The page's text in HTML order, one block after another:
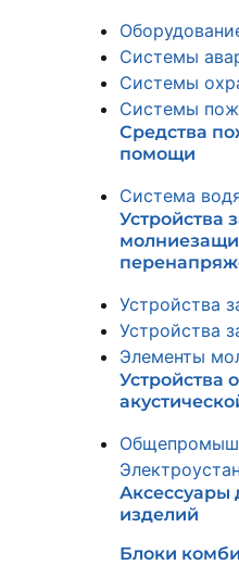
Системы
Системы
Системы
Средства
помощи
Система
Устройства
Устройства
Устройства
Элементы
Устройства
Аксессуары
изделий
Блоки